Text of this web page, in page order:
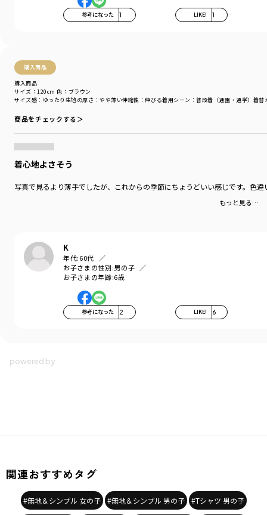
参考になった 1 LIKE! 1
購入商品
購入商品
サイズ感 ：ゆったり 生地の厚さ ：やや薄い伸縮性 ：伸びる着用シーン ：普段着（通園・通学） 着替
サイズ：120cm 色：ブラウン
商品をチェックする＞
着心地よさそう
写真で見るより薄手でしたが、これからの季節にちょうどいい感じです。色
もっと見る…
K
年代:60代
お子さまの性別:男の子
お子さまの年齢:6歳
参考になった 2 LIKE! 6
関連おすすめタグ
#無地＆シンプル 女の子 #無地＆シンプル 男の子 #Tシャツ 男の子